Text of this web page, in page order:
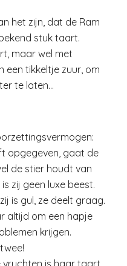
het zijn, dat de Ram
stuk taart.
maar wel met
een tikkeltje zuur, om
te laten…
opgegeven, gaat de
de stier houdt van
zij geen luxe beest.
is gul, ze deelt graag.
altijd om een hapje
krijgen.